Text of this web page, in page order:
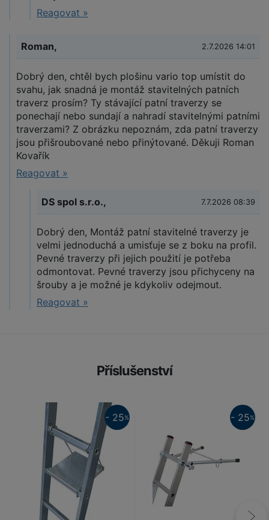
Reagovat »
Roman, 2.7.2026 14:01
Dobrý den, chtěl bych plošinu vario top umístit do
svahu, jak snadná je montáž stavitelných patních
traverz prosím? Ty stávající patní traverzy se
ponechají nebo sundají a nahradí stavitelnými patními
traverzami? Z obrázku nepoznám, zda patní traverzy
jsou přišroubované nebo přinýtované. Děkuji Roman
Kovařík
Reagovat »
DS spol s.r.o., 7.7.2026 08:39
Dobrý den, Montáž patní stavitelné traverzy je
velmi jednoduchá a umisťuje se z boku na profil.
Pevné traverzy při jejich použití je potřeba
odmontovat. Pevné traverzy jsou přichyceny na
šrouby a je možné je kdykoliv odejmout.
Reagovat »
Příslušenství
- 25% - 25%